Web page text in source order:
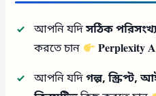
আপনি যদিসঠিক
করতে চান
Perplexity
আপনি যদিগল্প, স্ক্রিপ্ট,